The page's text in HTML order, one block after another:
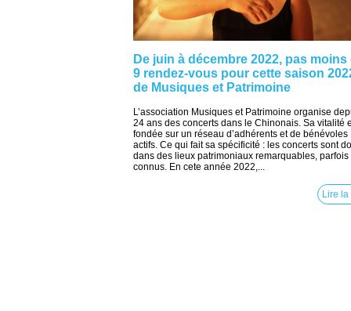
De juin à décembre 2022, pas moins
9 rendez-vous pour cette saison
de Musiques et Patrimoine
L’association Musiques et Patrimoine organise
24 ans des concerts dans le Chinonais. Sa vitalité
fondée sur un réseau d’adhérents et de bénévoles
actifs. Ce qui fait sa spécificité : les concerts sont
dans des lieux patrimoniaux remarquables, parfois
connus. En cete année 2022,...
Lire la